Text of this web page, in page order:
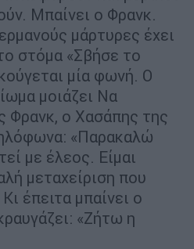
Μπαίνει ο Φρανκ.
μάρτυρες έχει
στόμα «Σβήσε το
μία φωνή. Ο
μοιάζει Να
Φρανκ, ο Χασάπης της
«Παρακαλώ
με έλεος. Είμαι
μεταχείριση που
έπειτα μπαίνει ο
«Ζήτω η